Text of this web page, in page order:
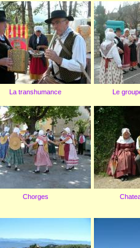
La transhumance Le
Chorges